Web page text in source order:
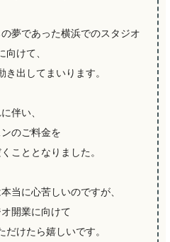
夢であった横浜でのスタジオ
向けて、
き出してまいります。
伴い、
のご料金を
こととなりました。
当に心苦しいのですが、
開業に向けて
だけたら嬉しいです。